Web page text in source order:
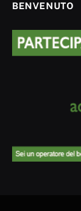
BENVENUTO